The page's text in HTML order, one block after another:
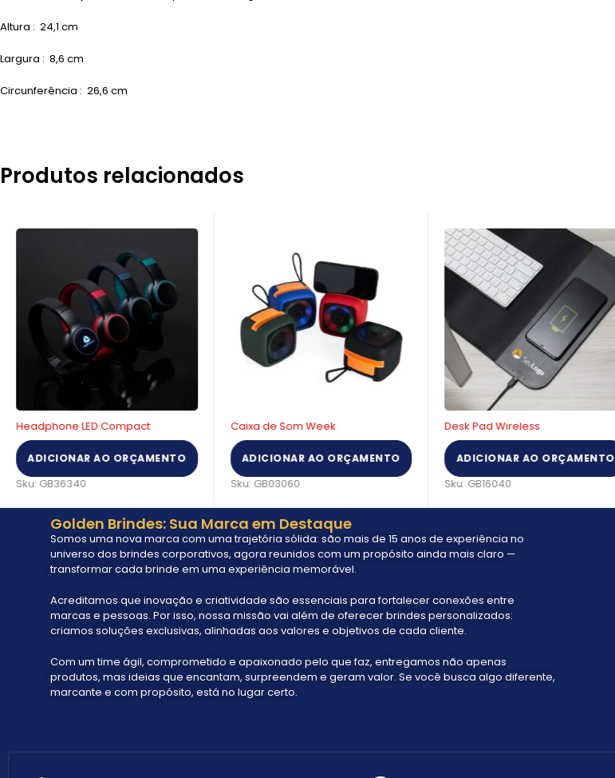
Altura : 24,1 cm
Largura : 8,6 cm
Circunferência : 26,6 cm
Produtos relacionados
Headphone LED Compact
ADICIONAR AO ORÇAMENTO
Sku: GB36340
Caixa de Som Week
ADICIONAR AO ORÇAMENTO
Sku: GB03060
Desk Pad Wireless
ADICIONAR AO ORÇAMENTO
Sku: GB16040
Golden Brindes: Sua Marca em Destaque
Somos uma nova marca com uma trajetória sólida: são mais de 15 anos de experiência no
universo dos brindes corporativos, agora reunidos com um propósito ainda mais claro —
transformar cada brinde em uma experiência memorável.
Acreditamos que inovação e criatividade são essenciais para fortalecer conexões entre
marcas e pessoas. Por isso, nossa missão vai além de oferecer brindes personalizados:
criamos soluções exclusivas, alinhadas aos valores e objetivos de cada cliente.
Com um time ágil, comprometido e apaixonado pelo que faz, entregamos não apenas
produtos, mas ideias que encantam, surpreendem e geram valor. Se você busca algo diferente,
marcante e com propósito, está no lugar certo.